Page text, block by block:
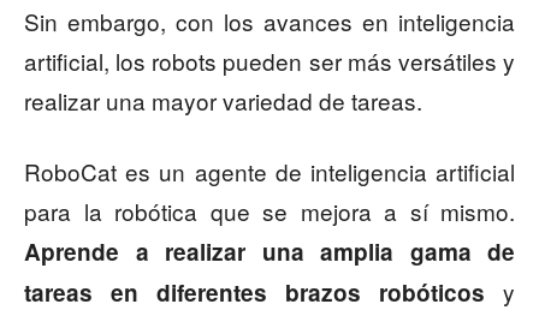
Sin embargo, con los avances en inteligencia
artificial, los robots pueden ser más versátiles y
realizar una mayor variedad de tareas.
RoboCat es un agente de inteligencia artificial
para la robótica que se mejora a sí mismo.
Aprende a realizar una amplia gama de
tareas en diferentes brazos robóticos y